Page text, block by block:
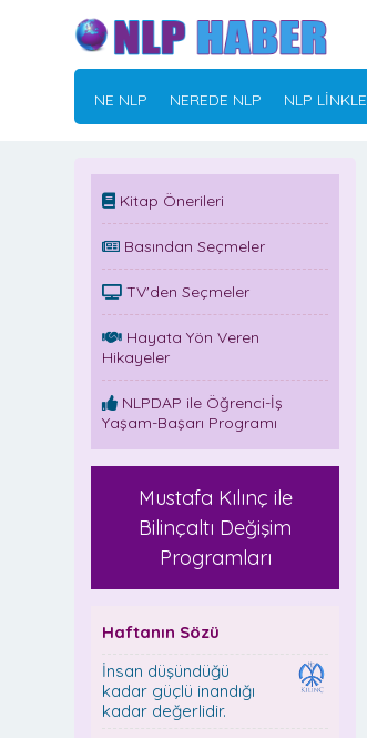
NE NLP NEREDE NLP NLP
Kitap Önerileri
Basından Seçmeler
TV'den Seçmeler
Hayata Yön Veren
Hikayeler
NLPDAP ile Öğrenci-İş
Yaşam-Başarı Programı
Mustafa Kılınç ile
Bilinçaltı Değişim
Programları
Haftanın Sözü
İnsan düşündüğü
kadar güçlü inandığı
kadar değerlidir.